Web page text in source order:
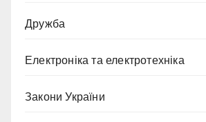
Дружба
Електроніка та електротехніка
Закони України